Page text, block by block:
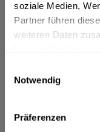
soziale Medien,
Partner führen
weiteren Daten
Notwendig
Präferenzen
Artikel-Nr.:
Verfügbar in:
Enthält SULFITE